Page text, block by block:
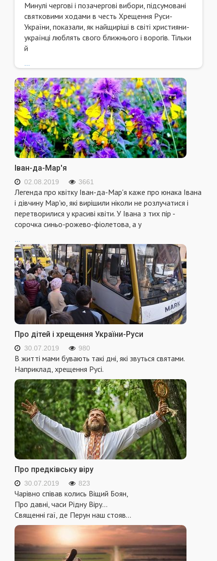
Минулі чергові і позачергові вибори, підсумовані
святковими ходами в честь Хрещення Руси-
України, показали, як найщиріші в світі християни-
українці люблять свого ближнього і ворогів. Тільки
й
...
Іван-да-Мар'я
02.08.2019 3661
Легенда про квітку Іван-да-Мар'я каже про юнака Івана
і дівчину Мар'ю, які вирішили ніколи не розлучатися і
перетворилися у красиві квіти. У Івана з тих пір -
сорочка синьо-рожево-фіолетова, а у
...
Про дітей і хрещення України-Руси
30.07.2019 980
В житті мами бувають такі дні, які звуться святами.
Наприклад, хрещення Русі.
Про предківську віру
30.07.2019 823
Чарівно співав колись Віщий Боян,
Про давні, часи Рідну Віру...
Священні гаї, де Перун наш стояв...